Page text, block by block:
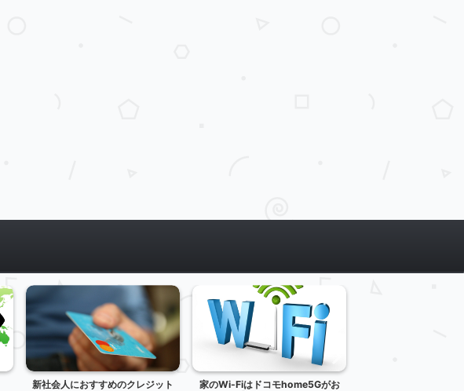
新社会人におすすめのクレジット
家のWi-Fiはドコモhome5Gがお